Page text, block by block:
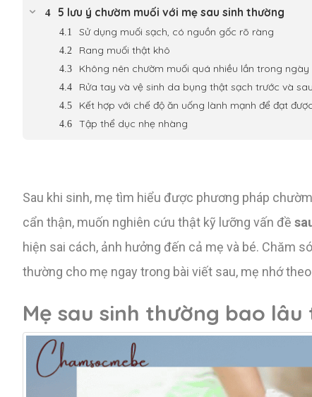
5 lưu ý chườm muối với mẹ sau sinh thường
Sử dụng muối sạch, có nguồn gốc rõ ràng
Rang muối thật khô
Không nên chườm muối quá nhiều lần trong ngày
Rửa tay và vệ sinh da bụng thật sạch trước và
Kết hợp với chế độ ăn uống lành mạnh để đạt
Tập thể dục nhẹ nhàng
Sau khi sinh, mẹ tìm hiểu được phương pháp
cẩn thận, muốn nghiên cứu thật kỹ lưỡng vấn đề
hiện sai cách, ảnh hưởng đến cả mẹ và bé. Chăm
thường cho mẹ ngay trong bài viết sau, mẹ nhớ
Mẹ sau sinh thường bao